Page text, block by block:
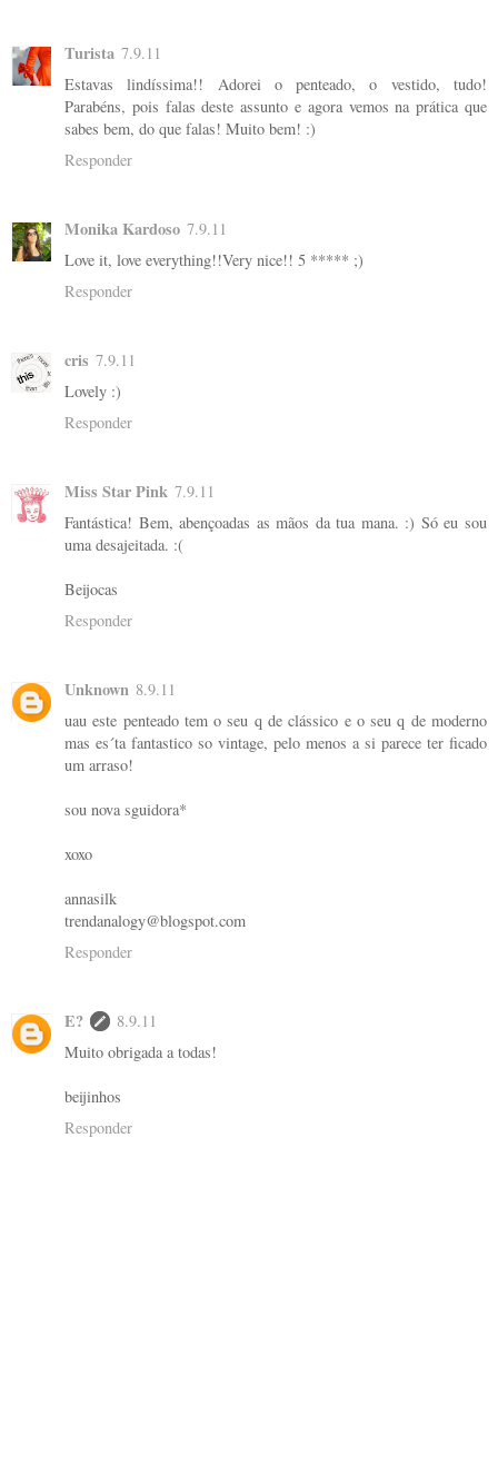
Turista 7.9.11
Estavas lindíssima!! Adorei o penteado, o vestido, tudo!
Parabéns, pois falas deste assunto e agora vemos na prática que
sabes bem, do que falas! Muito bem! :)
Responder
Monika Kardoso 7.9.11
Love it, love everything!!Very nice!! 5 ***** ;)
Responder
cris 7.9.11
Lovely :)
Responder
Miss Star Pink 7.9.11
Fantástica! Bem, abençoadas as mãos da tua mana. :) Só eu sou
uma desajeitada. :(
Beijocas
Responder
Unknown 8.9.11
uau este penteado tem o seu q de clássico e o seu q de moderno
mas es´ta fantastico so vintage, pelo menos a si parece ter ficado
um arraso!
sou nova sguidora*
xoxo
annasilk
trendanalogy@blogspot.com
Responder
E?
8.9.11
Muito obrigada a todas!
beijinhos
Responder